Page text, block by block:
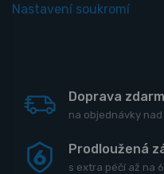
Nastavení soukromí
Doprava
na objednávky nad
Prodloužená
s extra péčí až na